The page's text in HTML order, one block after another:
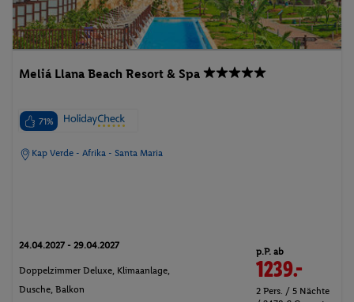
Meliá Llana Beach Resort & Spa
71%
Kap Verde - Afrika - Santa Maria
24.04.2027 - 29.04.2027
Doppelzimmer Deluxe, Klimaanlage,
Dusche, Balkon
p.P. ab
1239.-
2 Pers. / 5 Nächte